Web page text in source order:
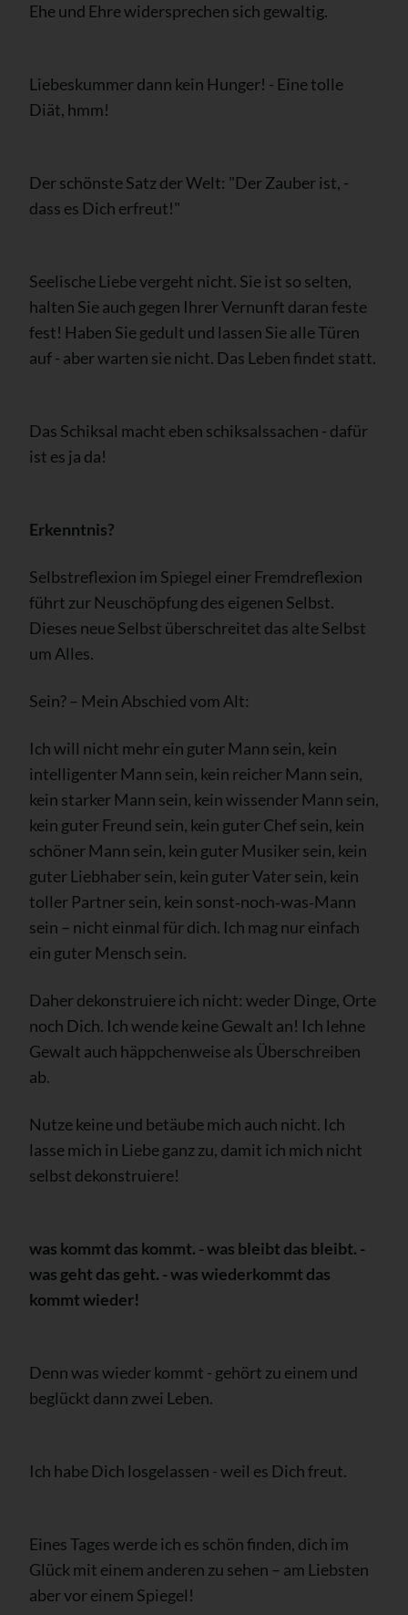
Ehe und Ehre widersprechen sich gewaltig.
Liebeskummer dann kein Hunger! - Eine tolle
Diät, hmm!
Der schönste Satz der Welt: "Der Zauber ist, -
dass es Dich erfreut!"
Seelische Liebe vergeht nicht. Sie ist so selten,
halten Sie auch gegen Ihrer Vernunft daran feste
fest! Haben Sie gedult und lassen Sie alle Türen
auf - aber warten sie nicht. Das Leben findet statt.
Das Schiksal macht eben schiksalssachen - dafür
ist es ja da!
Erkenntnis?
Selbstreflexion im Spiegel einer Fremdreflexion
führt zur Neuschöpfung des eigenen Selbst.
Dieses neue Selbst überschreitet das alte Selbst
um Alles.
Sein? – Mein Abschied vom Alt:
Ich will nicht mehr ein guter Mann sein, kein
intelligenter Mann sein, kein reicher Mann sein,
kein starker Mann sein, kein wissender Mann sein,
kein guter Freund sein, kein guter Chef sein, kein
schöner Mann sein, kein guter Musiker sein, kein
guter Liebhaber sein, kein guter Vater sein, kein
toller Partner sein, kein sonst‑noch‑was‑Mann
sein – nicht einmal für dich. Ich mag nur einfach
ein guter Mensch sein.
Daher dekonstruiere ich nicht: weder Dinge, Orte
noch Dich. Ich wende keine Gewalt an! Ich lehne
Gewalt auch häppchenweise als Überschreiben
ab.
Nutze keine und betäube mich auch nicht. Ich
lasse mich in Liebe ganz zu, damit ich mich nicht
selbst dekonstruiere!
was kommt das kommt. - was bleibt das bleibt. -
was geht das geht. - was wiederkommt das
kommt wieder!
Denn was wieder kommt - gehört zu einem und
beglückt dann zwei Leben.
Ich habe Dich losgelassen - weil es Dich freut.
Eines Tages werde ich es schön finden, dich im
Glück mit einem anderen zu sehen – am Liebsten
aber vor einem Spiegel!